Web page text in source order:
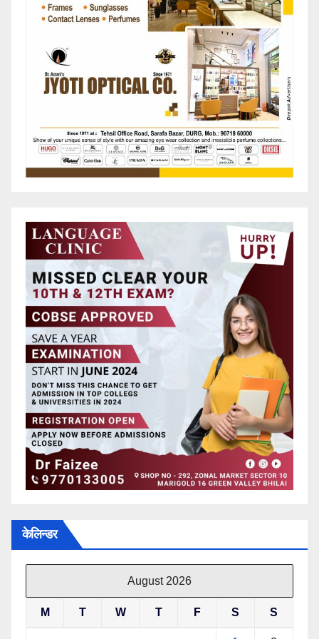
केलिन्डर
August 2026
M T W T F S S